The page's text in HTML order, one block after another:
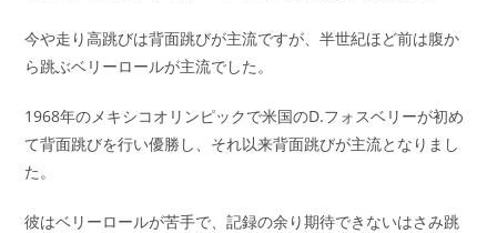
今や走り高跳びは背面跳びが主流ですが、半世紀ほど前は腹か
ら跳ぶベリーロールが主流でした。
1968年のメキシコオリンピックで米国のD.フォスベリーが初め
て背面跳びを行い優勝し、それ以来背面跳びが主流となりまし
た。
彼はベリーロールが苦手で、記録の余り期待できないはさみ跳